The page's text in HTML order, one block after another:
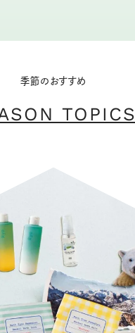
季節のおすすめ
TOPICS